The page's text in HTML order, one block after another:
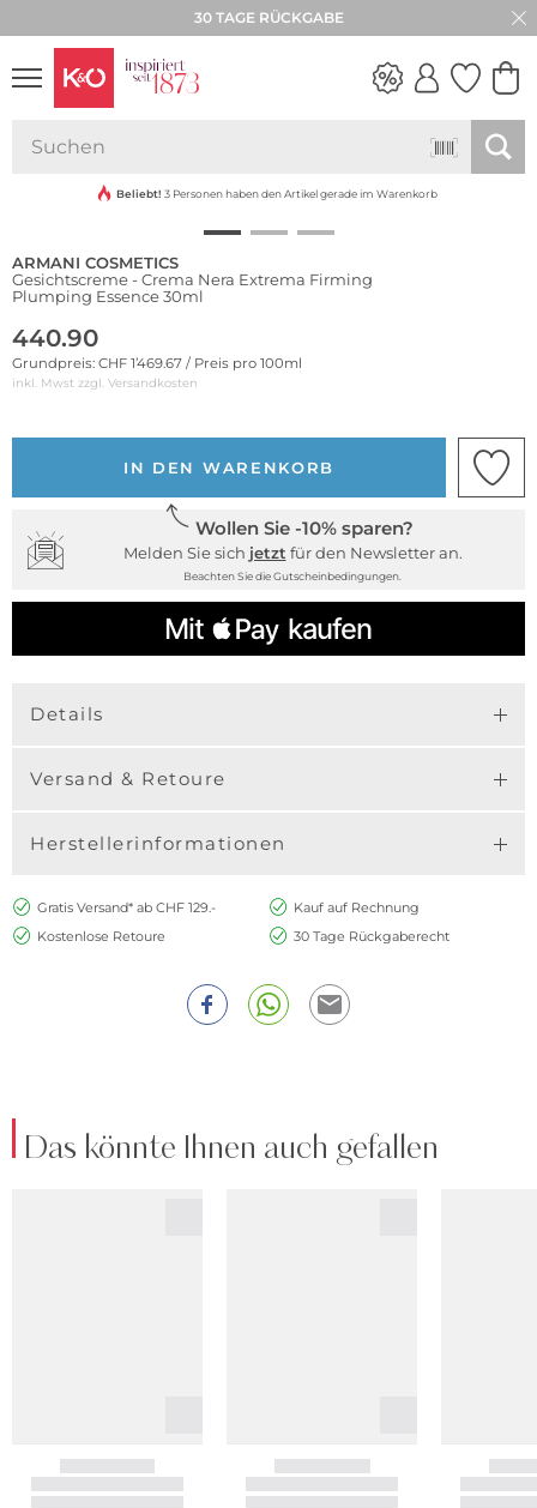
30 TAGE RÜCKGABE
VIBES
Beliebt! 3 Personen haben den Artikel gerade im Warenkorb
ARMANI COSMETICS
Gesichtscreme - Crema Nera Extrema Firming
Plumping Essence 30ml
440.90
Grundpreis: CHF 1’469.67 / Preis pro 100ml
inkl. Mwst zzgl. Versandkosten
IN DEN WARENKORB
Wollen Sie -10% sparen?
Melden Sie sich jetzt für den Newsletter an.
Beachten Sie die Gutscheinbedingungen.
Details
Versand & Retoure
Herstellerinformationen
Gratis Versand* ab CHF 129.-
Kauf auf Rechnung
Kostenlose Retoure
30 Tage Rückgaberecht
Das könnte Ihnen auch gefallen